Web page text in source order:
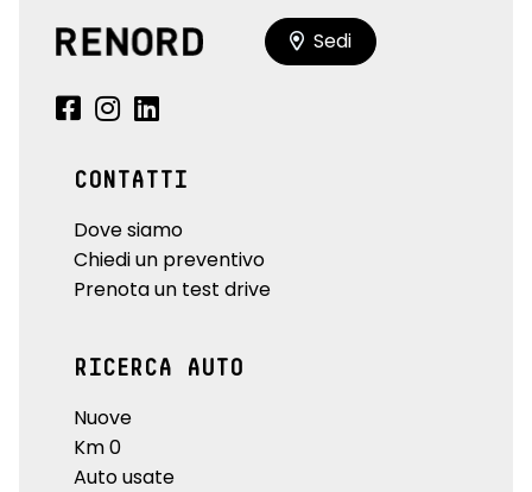
Sedi
CONTATTI
Dove siamo
Chiedi un preventivo
Prenota un test drive
RICERCA AUTO
Nuove
Km 0
Auto usate